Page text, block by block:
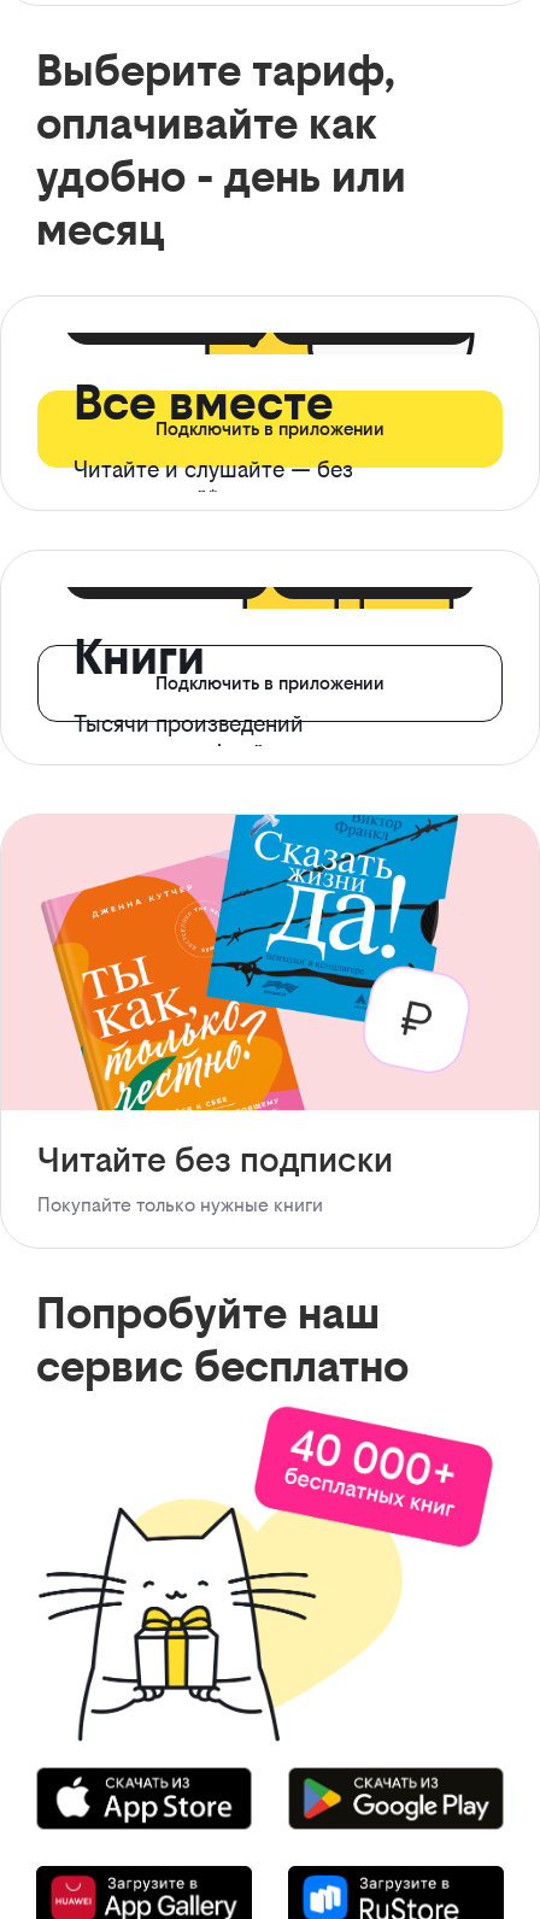
Выберите тариф,
оплачивайте как
удобно - день или
месяц
Все вместе
Читайте и слушайте — без
ограничений*
Подключить в приложении
Книги
Тысячи произведений
с доступом офлайн
Подключить в приложении
Читайте без подписки
Покупайте только нужные книги
Попробуйте наш
сервис бесплатно